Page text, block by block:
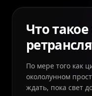
Что
По мере того как
окололунном
ждать, пока свет